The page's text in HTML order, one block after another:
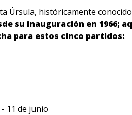
Úrsula, históricamente
su inauguración en 1966;
para estos cinco partidos:
11 de junio